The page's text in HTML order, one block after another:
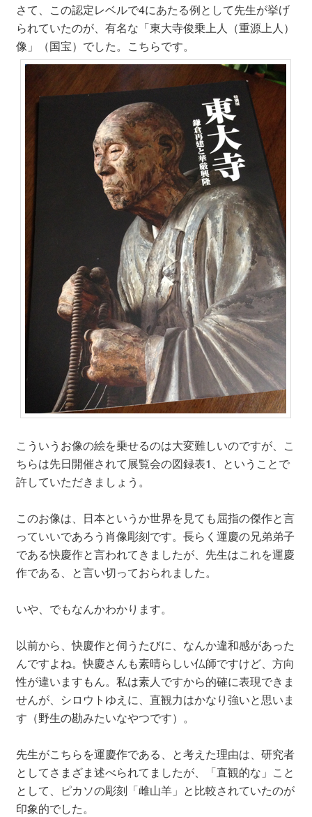
さて、この認定レベルで4にあたる例として先生が挙げ
られていたのが、有名な「東大寺俊乗上人（重源上人）
像」（国宝）でした。こちらです。
こういうお像の絵を乗せるのは大変難しいのですが、こ
ちらは先日開催されて展覧会の図録表1、ということで
許していただきましょう。
このお像は、日本というか世界を見ても屈指の傑作と言
っていいであろう肖像彫刻です。長らく運慶の兄弟弟子
である快慶作と言われてきましたが、先生はこれを運慶
作である、と言い切っておられました。
いや、でもなんかわかります。
以前から、快慶作と伺うたびに、なんか違和感があった
んですよね。快慶さんも素晴らしい仏師ですけど、方向
性が違いますもん。私は素人ですから的確に表現できま
せんが、シロウトゆえに、直観力はかなり強いと思いま
す（野生の勘みたいなやつです）。
先生がこちらを運慶作である、と考えた理由は、研究者
としてさまざま述べられてましたが、「直観的な」こと
として、ピカソの彫刻「雌山羊」と比較されていたのが
印象的でした。